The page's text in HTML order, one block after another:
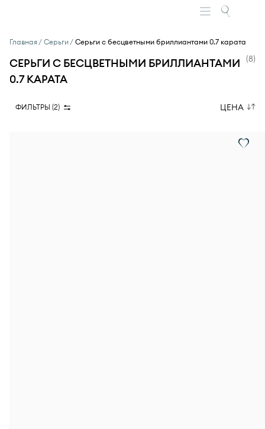
Главная Серьги Серьги с бесцветными бриллиантами 0.7 карата
СЕРЬГИ С БЕСЦВЕТНЫМИ БРИЛЛИАНТАМИ
0.7 КАРАТА
(8)
ФИЛЬТРЫ (2) ЦЕНА